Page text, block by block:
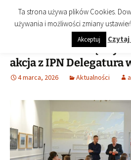
treści
Biblioteka
Gminy Końskie
imienia Cezarego
Menu
Wtorek z historią
akcja z IPN Delegatura
4 marca, 2026 Aktualności
Ta strona używa plików Cookies.
używania i możliwości zmiany
Akceptuj